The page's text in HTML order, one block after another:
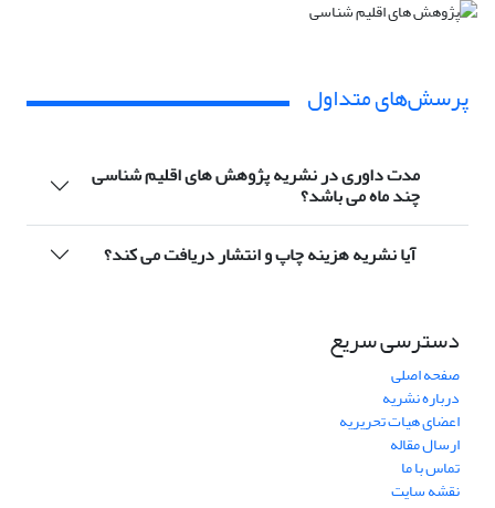
پرسش‌های متداول
مدت داوری در نشریه پژوهش های اقلیم شناسی
چند ماه می باشد؟
آیا نشریه هزینه چاپ و انتشار دریافت می کند؟
دسترسی سریع
صفحه اصلی
درباره نشریه
اعضای هیات تحریریه
ارسال مقاله
تماس با ما
نقشه سایت